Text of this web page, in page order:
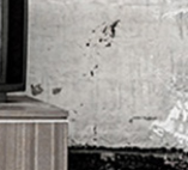
Me Haga